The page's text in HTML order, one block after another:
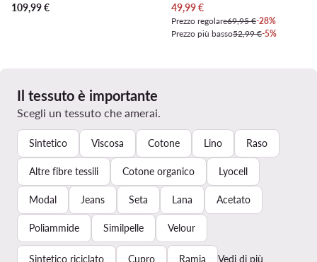
109,99€
Prezzo attuale
49,99€
Prezzo regolare69,95 €-28%
Prezzo più basso52,99 €-5%
Il tessuto è importante
Scegli un tessuto che amerai.
Sintetico Viscosa Cotone Lino Raso
Altre fibre tessili Cotone organico Lyocell
Modal Jeans Seta Lana Acetato
Poliammide Similpelle Velour
Sintetico riciclato Cupro Ramia Vedi di più